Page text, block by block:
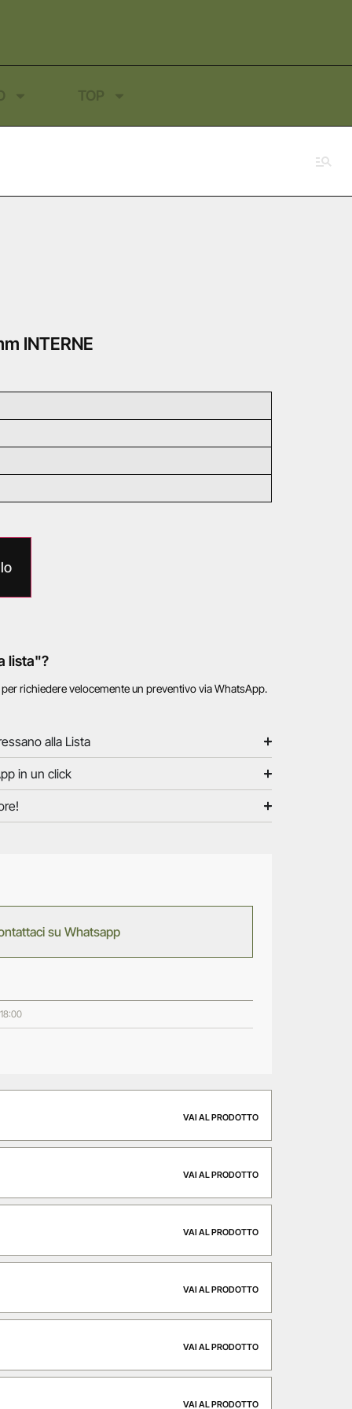
TOP
INTERNE
lista"?
richiedere velocemente un preventivo via WhatsApp.
alla Lista
in un click
su Whatsapp
VAI AL PRODOTTO
VAI AL PRODOTTO
VAI AL PRODOTTO
VAI AL PRODOTTO
VAI AL PRODOTTO
VAI AL PRODOTTO